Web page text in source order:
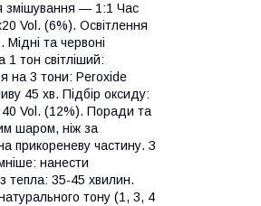
змішування — 1:1 Час
Vol. (6%). Освітлення
та червоні
тон світліший:
на 3 тони: Peroxide
45 хв. Підбір оксиду:
40 Vol. (12%). Поради та
шаром, ніж за
прикореневу частину. З
нанести
тепла: 35-45 хвилин.
тону (1, 3, 4